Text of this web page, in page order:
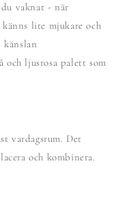
vaknat - när
lite mjukare och
känslan
och ljusrosa palett som
vardagsrum. Det
och kombinera.